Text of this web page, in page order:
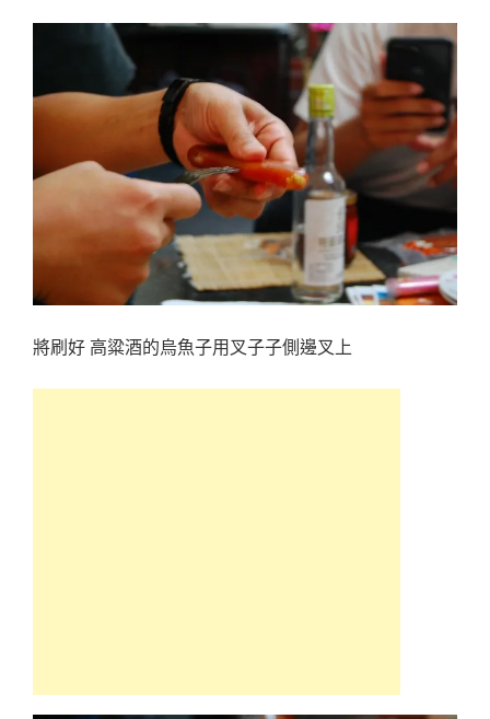
將刷好 高粱酒的烏魚子用叉子子側邊叉上